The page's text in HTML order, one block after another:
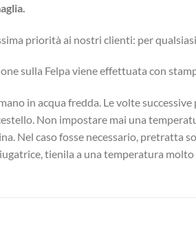
priorità ai nostri clienti: per
sulla Felpa viene effettuata con
in acqua fredda. Le volte
Non impostare mai una
Nel caso fosse necessario,
tienila a una temperatura molto